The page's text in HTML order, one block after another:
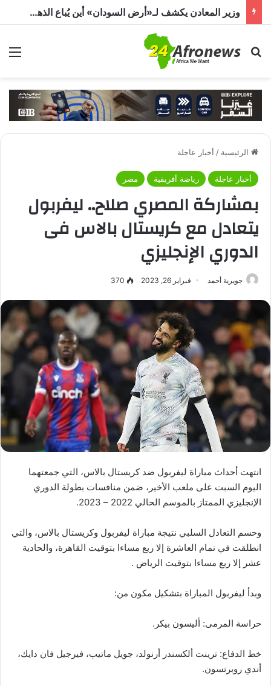
وزير المعادن يكشف لـ«أرض السودان» أين يُباع الذهب السوداني
بحث عن
الرئيسية / أخبار عاجلة
أخبار عاجلة رياضة أفريقية مصر
بمشاركة المصري صلاح.. ليفربول
يتعادل مع كريستال بالاس فى
الدوري الإنجليزي
جويرية أحمد فبراير 26, 2023 370
انتهت أحداث مباراة ليفربول ضد كريستال بالاس، التي جمعتهما
اليوم السبت على ملعب الأخير، ضمن منافسات بطولة الدوري
الإنجليزي الممتاز بالموسم الحالي 2022 – 2023.
وحسم التعادل السلبي نتيجة مباراة ليفربول وكريستال بالاس، والتي
انطلقت في تمام العاشرة إلا ربع مساءا بتوقيت القاهرة، والحادية
عشر إلا ربع مساءا بتوقيت الرياض .
وبدأ ليفربول المباراة بتشكيل مكون من:
حراسة المرمى: أليسون بيكر.
خط الدفاع: ترينت ألكسندر أرنولد، جويل ماتيب، فيرجيل فان دايك،
أندي روبرتسون.